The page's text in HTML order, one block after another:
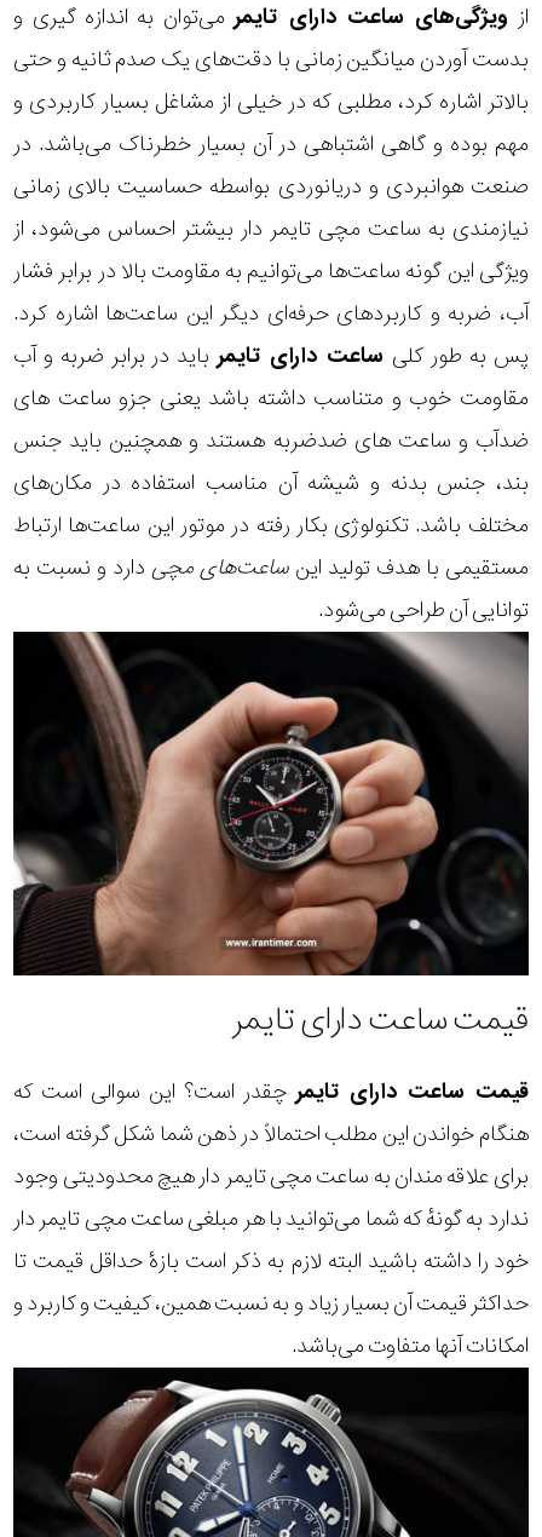
از ویژگی‌های ساعت دارای تایمرمی‌توان به اندازه گیری و
بدست آوردن میانگین زمانی با دقت‌های یک صدم ثانیه و حتی
بالاتر اشاره کرد، مطلبی که در خیلی از مشاغل بسیار کاربردی و
مهم بوده و گاهی اشتباهی در آن بسیار خطرناک می‌باشد. در
صنعت هوانبردی و دریانوردی بواسطه حساسیت بالای زمانی
نیازمندی به ساعت مچی تایمر دار بیشتر احساس می‌شود، از
ویژگی این گونه ساعت‌ها می‌توانیم به مقاومت بالا در برابر فشار
آب، ضربه و کاربردهای حرفه‌ای دیگر این ساعت‌ها اشاره کرد.
پس به طور کلی ساعت دارای تایمر باید در برابر ضربه و آب
مقاومت خوب و متناسب داشته باشد یعنی جزو ساعت های
ضدآب و ساعت های ضدضربه هستند و همچنین باید جنس
بند، جنس بدنه و شیشه آن مناسب استفاده در مکان‌های
مختلف باشد. تکنولوژی بکار رفته در موتور این ساعت‌ها ارتباط
مستقیمی با هدف تولید این ساعت‌های مچیدارد و نسبت به
توانایی آن طراحی می‌شود.
قیمت ساعت دارای تایمر
قیمت ساعت دارای تایمر چقدر است؟ این سوالی است که
هنگام خواندن این مطلب احتمالاً در ذهن شما شکل گرفته است،
برای علاقه مندان به ساعت مچی تایمر دار هیچ محدودیتی وجود
ندارد به گونهٔ که شما می‌توانید با هر مبلغی ساعت مچی تایمر دار
خود را داشته باشید البته لازم به ذکر است بازهٔ حداقل قیمت تا
حداکثر قیمت آن بسیار زیاد و به نسبت همین، کیفیت و کاربرد و
امکانات آنها متفاوت می‌باشد.